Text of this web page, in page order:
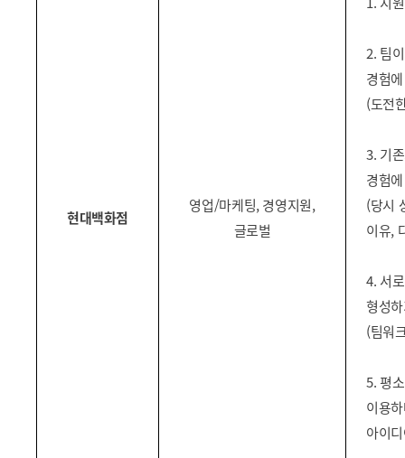
현대백화점
영업/마케팅, 경영지원,
글로벌
2. 팀
경험
(도전
3. 기
경험
(당시
이유,
4. 서
형성
(팀워
5. 평
이용
아이